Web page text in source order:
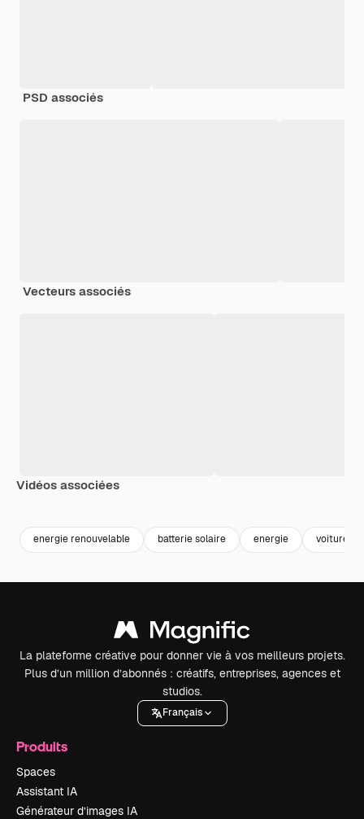
PSD associés
Vecteurs associés
Vidéos associées
energie renouvelable batterie solaire energie voiture
La plateforme créative pour donner vie à vos meilleurs projets.
Plus d’un million d’abonnés : créatifs, entreprises, agences et
studios.
Français
Produits
Spaces
Assistant IA
Générateur d’images IA